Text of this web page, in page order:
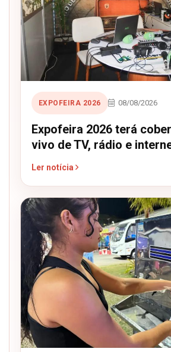
EXPOFEIRA 2026 08/08/2026
Expofeira 2026 terá
vivo de TV, rádio e
Ler notícia